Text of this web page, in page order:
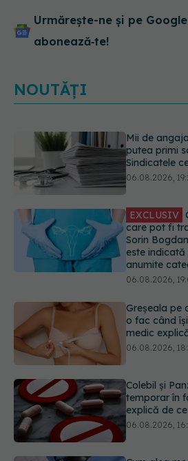
Urmărește-ne și pe
abonează‑te!
NOUTĂȚI
EXCLUSIV
care pot fi
Sorin
este indicată
Greșeala pe
o fac când
medic
06.08.2026,
Colebil și
temporar în
explică de
06.08.2026,
Cum aleg
potrivită de
aceeași